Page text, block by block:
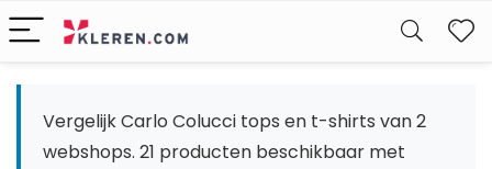
Vergelijk Carlo Colucci tops en t-shirts van 2
webshops. 21 producten beschikbaar met